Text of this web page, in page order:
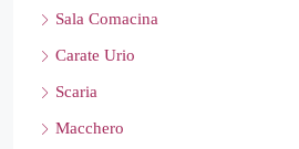
Sala Comacina
Carate Urio
Scaria
Macchero